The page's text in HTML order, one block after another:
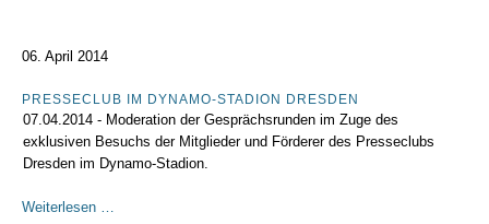
06. April 2014
PRESSECLUB IM DYNAMO-STADION DRESDEN
07.04.2014 - Moderation der Gesprächsrunden im Zuge des
exklusiven Besuchs der Mitglieder und Förderer des Presseclubs
Dresden im Dynamo-Stadion.
Weiterlesen …